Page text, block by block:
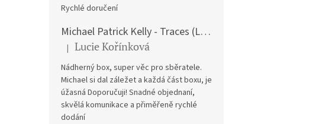
Rychlé doručení
Michael Patrick Kelly - Traces (Limited Edition) (Premium Box-Set) (LP)
Hodnocení produktu je 5 z 5 hvězdiček.
| Lucie Kořínková
Nádherný box, super věc pro sběratele.
Michael si dal záležet a každá část boxu, je
úžasná Doporučuji! Snadné objednaní,
skvělá komunikace a přiměřeně rychlé
dodání